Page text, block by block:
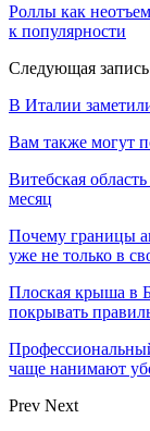
Роллы как
к популярности
Следующая запись
В Италии
Вам также могут
Витебская
месяц
Почему границы
уже не только в
Плоская крыша в
покрывать
чаще нанимают
Prev Next